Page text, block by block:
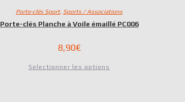
Porte-clés Sport, Sports / Associations
Porte-clés Planche à Voile émaillé PC006
8,90€
Selectionner les options